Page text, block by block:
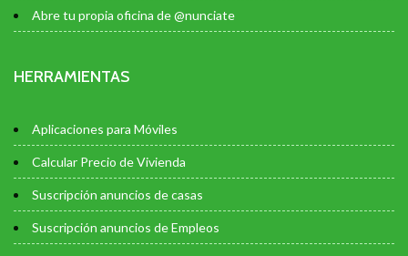
Abre tu propia oficina de @nunciate
HERRAMIENTAS
Aplicaciones para Móviles
Calcular Precio de Vivienda
Suscripción anuncios de casas
Suscripción anuncios de Empleos